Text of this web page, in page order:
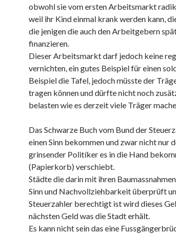
obwohl sie vom ersten Arbeitsmarkt
weil ihr Kind einmal krank werden kann,
die jenigen die auch den Arbeitgebern
finanzieren.
Dieser Arbeitsmarkt darf jedoch keine
vernichten, ein gutes Beispiel für einen
Beispiel die Tafel, jedoch müsste der
tragen können und dürfte nicht noch
belasten wie es derzeit viele Träger
Das Schwarze Buch vom Bund der
einen Sinn bekommen und zwar nicht nur
grinsender Politíker es in die Hand
(Papierkorb) verschiebt.
Städte die darin mit ihren
Sinn und Nachvollziehbarkeit überprüft
Steuerzahler berechtigt ist wird dieses
nächsten Geld was die Stadt erhält.
Es kann nicht sein das eine